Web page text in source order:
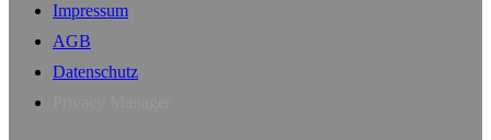
Impressum
AGB
Datenschutz